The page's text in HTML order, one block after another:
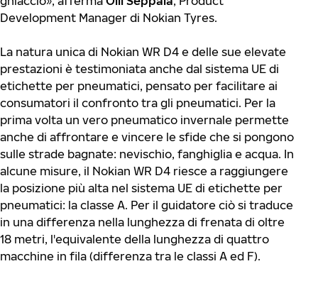
Development Manager di Nokian Tyres.
La natura unica di Nokian WR D4 e delle sue elevate
prestazioni è testimoniata anche dal sistema UE di
etichette per pneumatici, pensato per facilitare ai
consumatori il confronto tra gli pneumatici. Per la
prima volta un vero pneumatico invernale permette
anche di affrontare e vincere le sfide che si pongono
sulle strade bagnate: nevischio, fanghiglia e acqua. In
alcune misure, il Nokian WR D4 riesce a raggiungere
la posizione più alta nel sistema UE di etichette per
pneumatici: la classe A. Per il guidatore ciò si traduce
in una differenza nella lunghezza di frenata di oltre
18 metri, l'equivalente della lunghezza di quattro
macchine in fila (differenza tra le classi A ed F).